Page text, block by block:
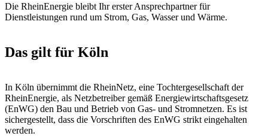
Die RheinEnergie bleibt Ihr erster Ansprechpartner für
Dienstleistungen rund um Strom, Gas, Wasser und Wärme.
Das gilt für Köln
In Köln übernimmt die RheinNetz, eine Tochtergesellschaft der
RheinEnergie, als Netzbetreiber gemäß Energiewirtschaftsgesetz
(EnWG) den Bau und Betrieb von Gas- und Stromnetzen. Es ist
sichergestellt, dass die Vorschriften des EnWG strikt eingehalten
werden.